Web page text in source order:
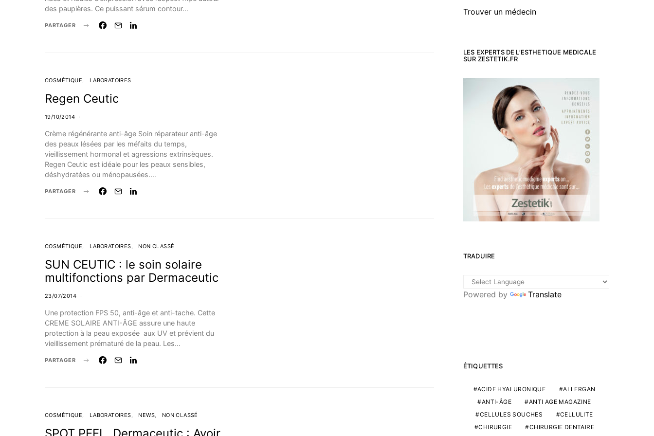
des paupières. Ce puissant sérum contour…
PARTAGER
COSMÉTIQUE LABORATOIRES
Regen Ceutic
19/10/2014
Crème régénérante anti-âge Soin réparateur anti-âge
des peaux lésées par les méfaits du temps,
vieillissement hormonal et agressions extrinsèques.
Regen Ceutic est idéale pour les peaux sensibles,
déshydratées ou ménopausées.…
PARTAGER
COSMÉTIQUE LABORATOIRES NON CLASSÉ
SUN CEUTIC : le soin solaire
multifonctions par Dermaceutic
23/07/2014
Une protection FPS 50, anti-âge et anti-tache. Cette
CREME SOLAIRE ANTI-ÂGE assure une haute
protection à la peau exposée aux UV et prévient du
vieillissement prématuré de la peau. Les…
PARTAGER
COSMÉTIQUE LABORATOIRES NEWS NON CLASSÉ
Trouver un médecin
LES EXPERTS DE L’ESTHETIQUE MEDICALE
SUR ZESTETIK.FR
TRADUIRE
Powered by Translate
ÉTIQUETTES
ACIDE HYALURONIQUE
ALLERGAN
ANTI-ÂGE
ANTI AGE MAGAZINE
CELLULES SOUCHES
CELLULITE
CHIRURGIE
CHIRURGIE DENTAIRE